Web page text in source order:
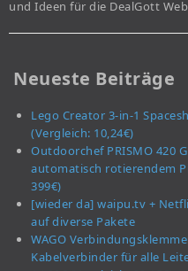
und Ideen für die DealGott
Neueste Beiträge
Lego Creator 3-in-1
(Vergleich: 10,24€)
Outdoorchef PRISMO 420
automatisch rotierendem
399€)
[wieder da] waipu.tv +
auf diverse Pakete
WAGO
Kabelverbinder für alle